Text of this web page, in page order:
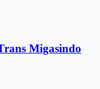
Migasindo